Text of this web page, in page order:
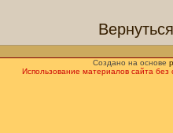
Создано на основе
Использование материалов сайта